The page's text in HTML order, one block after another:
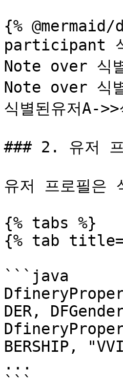
{%
participant 식
Note over 식
Note over 식
식별된유저A-
### 2. 유저 프
유저 프로필은
{% tabs %}
{% tab
```java
DER,
BERSHIP,
...
```